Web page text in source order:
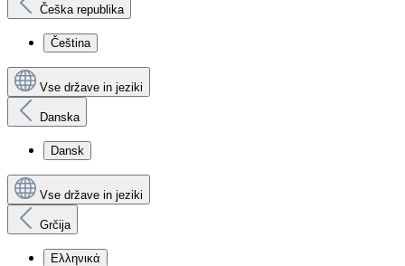
Češka republika
Čeština
Vse države in jeziki
Danska
Dansk
Vse države in jeziki
Grčija
Ελληνικά